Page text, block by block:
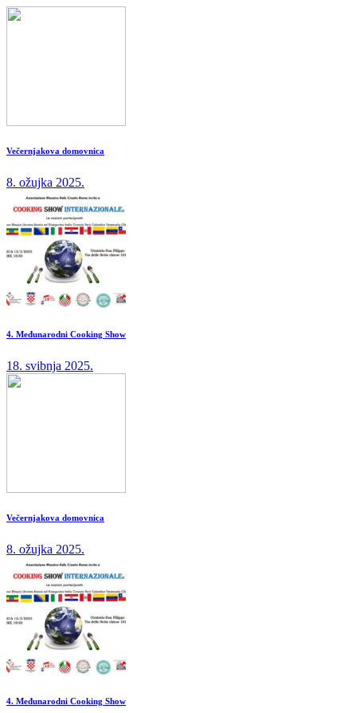
Večernjakova domovnica
8. ožujka 2025.
4. Međunarodni Cooking Show
18. svibnja 2025.
Večernjakova domovnica
8. ožujka 2025.
4. Međunarodni Cooking Show